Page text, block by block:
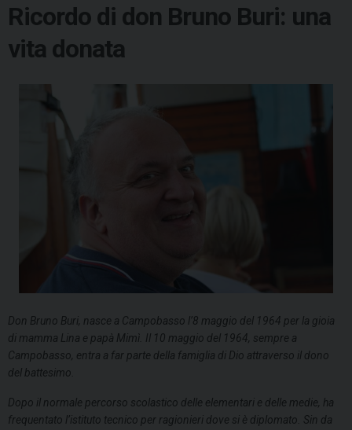
Ricordo di don Bruno Buri: una
vita donata
Don Bruno Buri, nasce a Campobasso l’8 maggio del 1964 per la gioia
di mamma Lina e papà Mimì. Il 10 maggio del 1964, sempre a
Campobasso, entra a far parte della famiglia di Dio attraverso il dono
del battesimo.
Dopo il normale percorso scolastico delle elementari e delle medie, ha
frequentato l’istituto tecnico per ragionieri dove si è diplomato. Sin da